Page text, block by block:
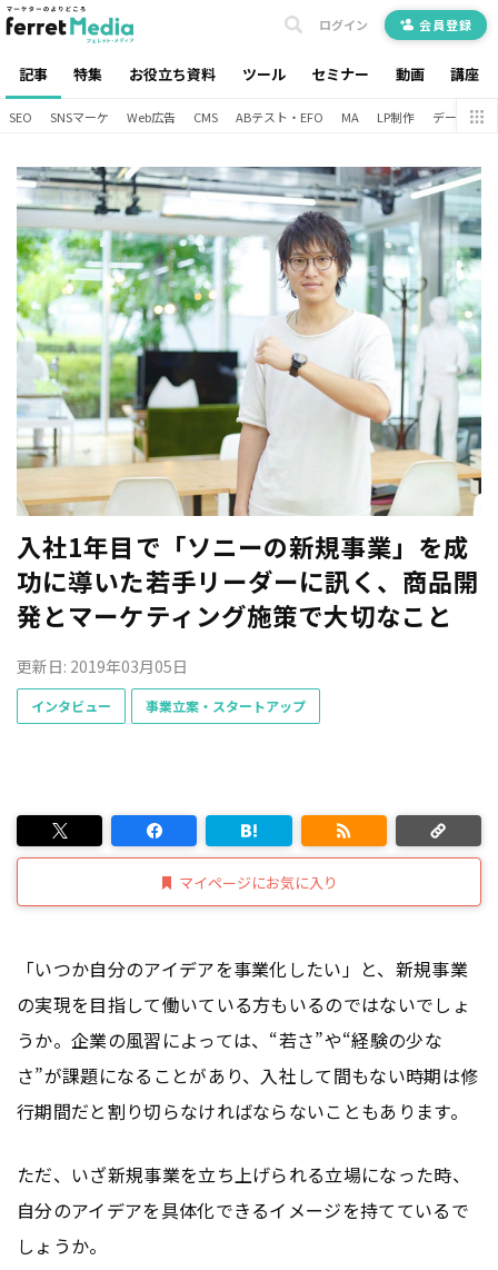
記事 特集 お役立ち資料 ツール セミナー 動画 講座
ログイン 会員登録
SEO SNSマーケ Web広告 CMS ABテスト・EFO MA LP制作 データ分析
入社1年目で「ソニーの新規事業」を成
功に導いた若手リーダーに訊く、商品開
発とマーケティング施策で大切なこと
更新日: 2019年03月05日
インタビュー 事業立案・スタートアップ
マイページにお気に入り
「いつか自分のアイデアを事業化したい」と、新規事業
の実現を目指して働いている方もいるのではないでしょ
うか。企業の風習によっては、“若さ”や“経験の少な
さ”が課題になることがあり、入社して間もない時期は修
行期間だと割り切らなければならないこともあります。
ただ、いざ新規事業を立ち上げられる立場になった時、
自分のアイデアを具体化できるイメージを持てているで
しょうか。